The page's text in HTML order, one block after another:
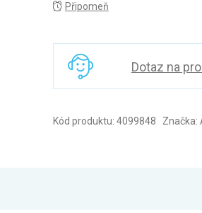
Připomeň
Dotaz na
Kód produktu: 4099848 Značka: